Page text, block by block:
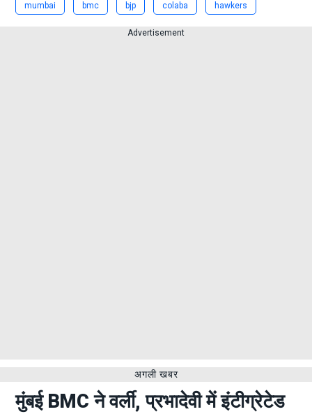
mumbai bmc bjp colaba hawkers
Advertisement
अगली खबर
मुंबई BMC ने वर्ली, प्रभादेवी में इंटीग्रेटेड